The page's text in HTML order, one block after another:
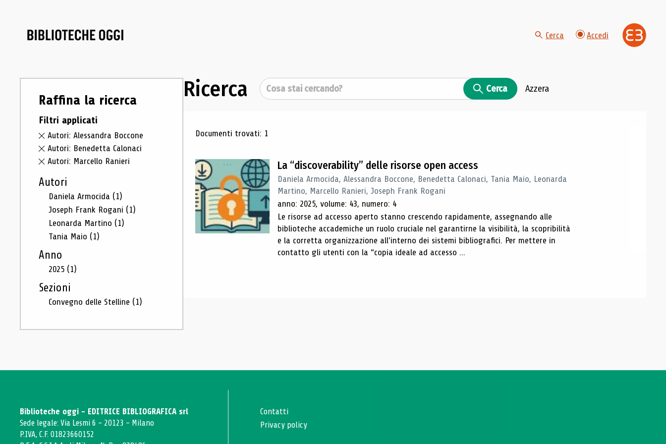
Cerca Accedi
Raffina la ricerca
Filtri applicati
Autori: Alessandra Boccone
Autori: Benedetta Calonaci
Autori: Marcello Ranieri
Autori
Daniela Armocida (1)
Joseph Frank Rogani (1)
Leonarda Martino (1)
Tania Maio (1)
Anno
2025 (1)
Sezioni
Convegno delle Stelline (1)
Ricerca Cerca Cerca Azzera
Risultati di ricerca
Documenti trovati: 1
La “discoverability” delle risorse open access
Daniela Armocida, Alessandra Boccone, Benedetta Calonaci, Tania Maio, Leonarda
Martino, Marcello Ranieri, Joseph Frank Rogani
anno: 2025, volume: 43, numero: 4
Le risorse ad accesso aperto stanno crescendo rapidamente, assegnando alle
biblioteche accademiche un ruolo cruciale nel garantirne la visibilità, la scopribilità
e la corretta organizzazione all'interno dei sistemi bibliografici. Per mettere in
contatto gli utenti con la “copia ideale ad accesso ...
Biblioteche oggi - EDITRICE BIBLIOGRAFICA srl
Sede legale: Via Lesmi 6 - 20123 - Milano
P.IVA, C.F. 01823660152
Contatti
Privacy policy